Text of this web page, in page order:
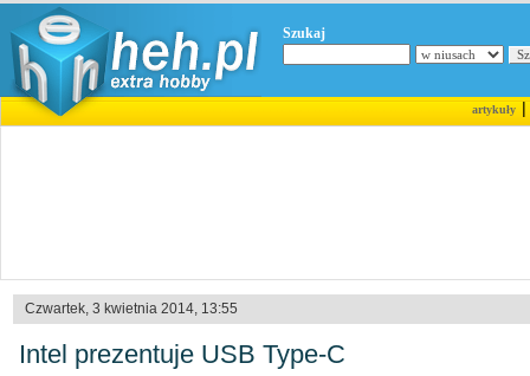
Szukaj
artykuły|
Czwartek, 3 kwietnia 2014, 13:55
Intel prezentuje USB Type-C